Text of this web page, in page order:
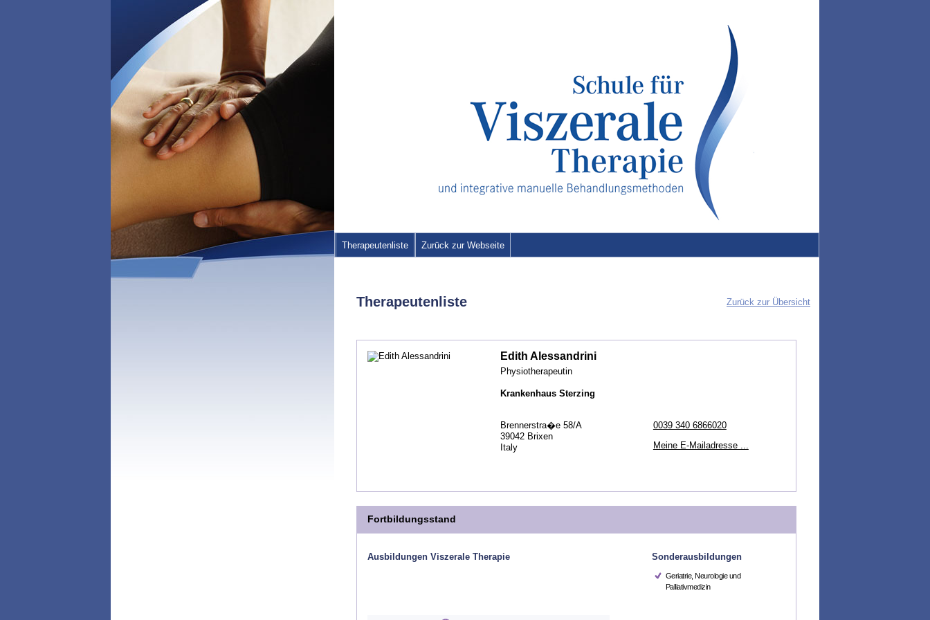
Therapeutenliste Zurück zur Webseite
Zurück zur Übersicht
Therapeutenliste
Edith Alessandrini
Physiotherapeutin
Krankenhaus Sterzing
Brennerstra�e 58/A
39042 Brixen
Italy
0039 340 6866020
Meine E-Mailadresse ...
Fortbildungsstand
Ausbildungen Viszerale Therapie Sonderausbildungen
Geriatrie, Neurologie und
Palliativmedizin